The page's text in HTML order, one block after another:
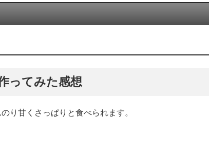
ってみた感想
り甘くさっぱりと食べられます。